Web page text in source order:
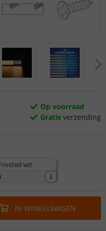
wit
Op voorraad
Gratis verzending
IN WINKELWAGEN